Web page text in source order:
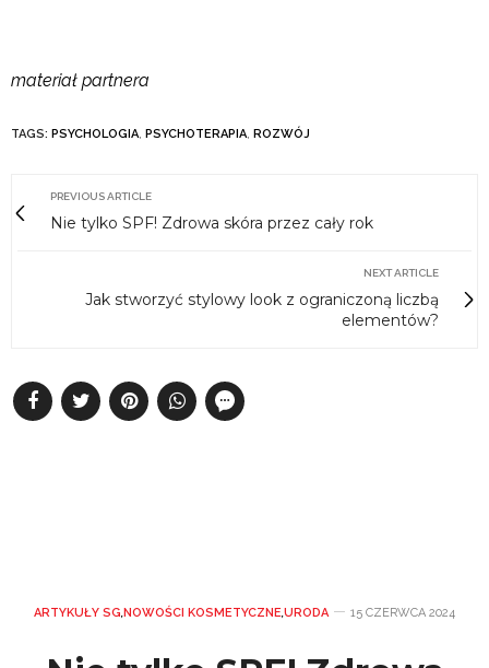
materiał partnera
TAGS: PSYCHOLOGIA, PSYCHOTERAPIA, ROZWÓJ
PREVIOUS ARTICLE
Nie tylko SPF! Zdrowa skóra przez cały rok
NEXT ARTICLE
Jak stworzyć stylowy look z ograniczoną liczbą
elementów?
ARTYKUŁY SG,NOWOŚCI KOSMETYCZNE,URODA 15 CZERWCA 2024